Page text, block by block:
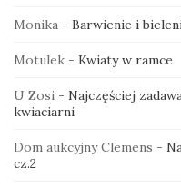
Monika - Barwienie i
Motulek - Kwiaty w ramce
U Zosi - Najczęściej
kwiaciarni
Dom aukcyjny Clemens -
cz.2